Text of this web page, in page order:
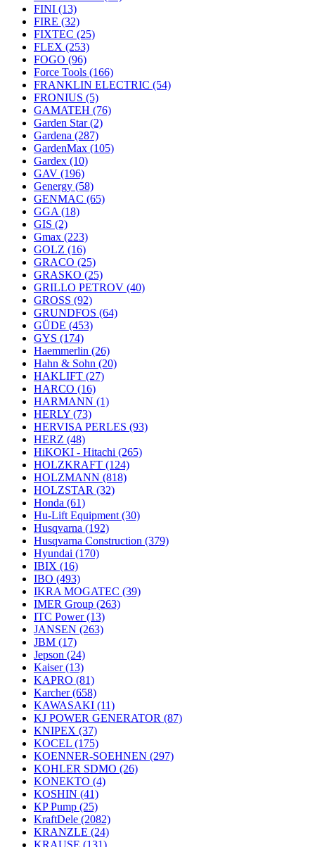
FINI (13)
FIRE (32)
FIXTEC (25)
FLEX (253)
FOGO (96)
Force Tools (166)
FRANKLIN ELECTRIC (54)
FRONIUS (5)
GAMATEH (76)
Garden Star(2)
Gardena (287)
GardenMax (105)
Gardex (10)
GAV (196)
Genergy (58)
GENMAC (65)
GGA (18)
GIS (2)
Gmax (223)
GOLZ (16)
GRACO (25)
GRASKO (25)
GRILLO PETROV (40)
GROSS (92)
GRUNDFOS (64)
GÜDE (453)
GYS (174)
Haemmerlin (26)
Hahn & Sohn (20)
HAKLIFT (27)
HARCO (16)
HARMANN (1)
HERLY (73)
HERVISA PERLES (93)
HERZ (48)
HiKOKI - Hitachi (265)
HOLZKRAFT (124)
HOLZMANN (818)
HOLZSTAR (32)
Honda (61)
Hu-Lift Equipment (30)
Husqvarna (192)
Husqvarna Construction (379)
Hyundai (170)
IBIX (16)
IBO (493)
IKRA MOGATEC (39)
IMER Group (263)
ITC Power(13)
JANSEN (263)
JBM (17)
Jepson (24)
Kaiser(13)
KAPRO (81)
Karcher(658)
KAWASAKI (11)
KJ POWER GENERATOR (87)
KNIPEX (37)
KOCEL (175)
KOENNER-SOEHNEN (297)
KOHLER SDMO (26)
KONEKTO (4)
KOSHIN (41)
KP Pump (25)
KraftDele (2082)
KRANZLE (24)
KRAUSE (131)